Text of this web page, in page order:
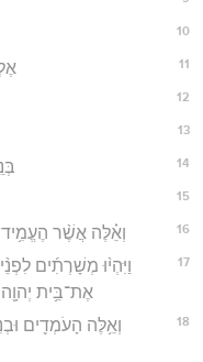
10
11
12
13
14
15
16 וְאֵ֗לֶּה אֲשֶׁ֨ר הֶעֱמִ֥יד
17
וַיִּהְי֨וּ מְשָׁרְתִ֜ים
אֶת־בֵּ֥ית
18
וְאֵ֥לֶּה הָעֹמְדִ֖ים